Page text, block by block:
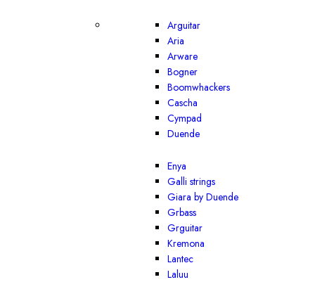
Arguitar
Aria
Arware
Bogner
Boomwhackers
Cascha
Cympad
Duende
Enya
Galli strings
Giara by Duende
Grbass
Grguitar
Kremona
Lantec
Laluu